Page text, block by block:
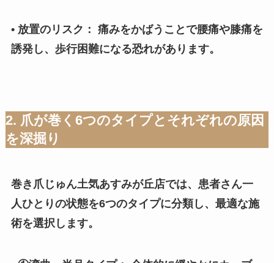
• 放置のリスク： 痛みをかばうことで腰痛や膝痛を
誘発し、歩行困難になる恐れがあります。
2. 爪が巻く6つのタイプとそれぞれの原因
を深掘り
巻き爪じゅん土気あすみが丘店では、患者さん一
人ひとりの状態を6つのタイプに分類し、最適な施
術を選択します。